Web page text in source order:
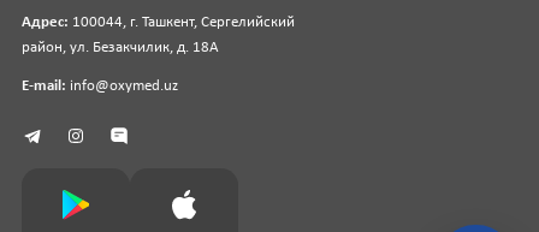
Адрес: 100044, г. Ташкент, Сергелийский
район, ул. Безакчилик, д. 18А
E-mail: info@oxymed.uz